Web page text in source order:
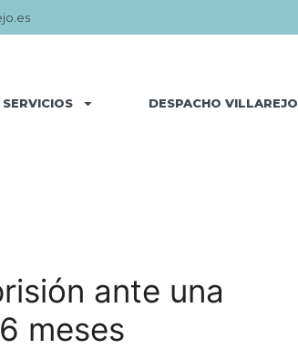
SERVICIOS DESPACHO VILLAREJO
ante una
meses